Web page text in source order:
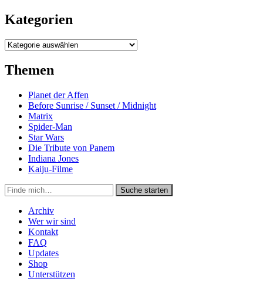
Kategorien
Kategorien
Themen
Planet der Affen
Before Sunrise / Sunset / Midnight
Matrix
Spider-Man
Star Wars
Die Tribute von Panem
Indiana Jones
Kaiju-Filme
Suche
in
https://secondunit-
podcast.de/
Suche starten
Archiv
Wer wir sind
Kontakt
FAQ
Updates
Shop
Unterstützen